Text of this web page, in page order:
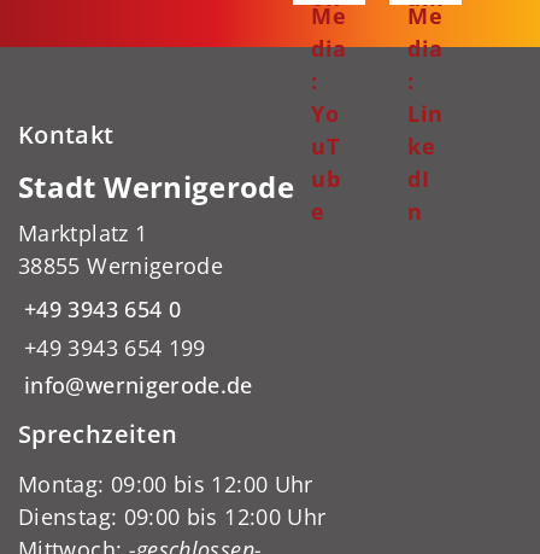
Me
dia
:
Yo
uT
ub
e
Me
dia
:
Lin
ke
dI
n
Kontakt
Stadt Wernigerode
Marktplatz 1
38855 Wernigerode
+49 3943 654 0
+49 3943 654 199
info@wernigerode.de
Sprechzeiten
Montag: 09:00 bis 12:00 Uhr
Dienstag: 09:00 bis 12:00 Uhr